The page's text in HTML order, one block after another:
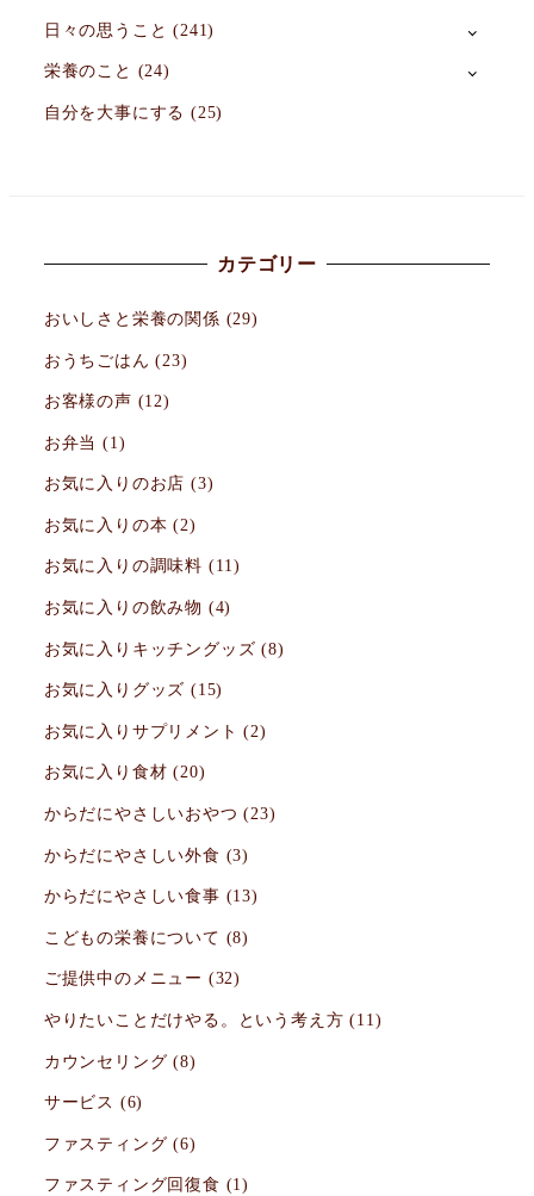
日々の思うこと (241)
栄養のこと (24)
自分を大事にする (25)
カテゴリー
おいしさと栄養の関係 (29)
おうちごはん (23)
お客様の声 (12)
お弁当 (1)
お気に入りのお店 (3)
お気に入りの本 (2)
お気に入りの調味料 (11)
お気に入りの飲み物 (4)
お気に入りキッチングッズ (8)
お気に入りグッズ (15)
お気に入りサプリメント (2)
お気に入り食材 (20)
からだにやさしいおやつ (23)
からだにやさしい外食 (3)
からだにやさしい食事 (13)
こどもの栄養について (8)
ご提供中のメニュー (32)
やりたいことだけやる。という考え方 (11)
カウンセリング (8)
サービス (6)
ファスティング (6)
ファスティング回復食 (1)